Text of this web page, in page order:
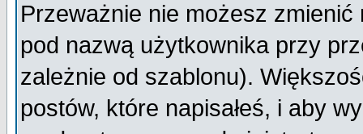
Przeważnie nie możesz
pod nazwą użytkownika przy
zależnie od szablonu).
postów, które napisałeś, i aby